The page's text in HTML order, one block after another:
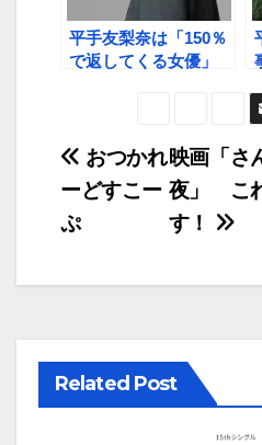
平手友梨奈は「150％
で返してくる女優」
投
稿
ビ
ー
映画「さ
夜」 こ
す！
おつかれ
ーどすこー
ぷ
Related Post